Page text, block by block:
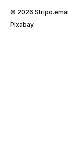
© 2026
Pixabay.